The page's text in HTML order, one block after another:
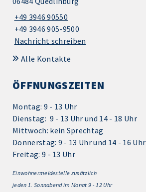
+49 3946 90550
+49 3946 905-9500
Nachricht schreiben
Alle Kontakte
ÖFFNUNGSZEITEN
Montag: 9 - 13 Uhr
Dienstag: 9 - 13 Uhr und 14 - 18 Uhr
Mittwoch: kein Sprechtag
Donnerstag: 9 - 13 Uhr und 14 - 16 Uhr
Freitag: 9 - 13 Uhr
Einwohnermeldestelle zusätzlich
jeden 1. Sonnabend im Monat 9 - 12 Uhr